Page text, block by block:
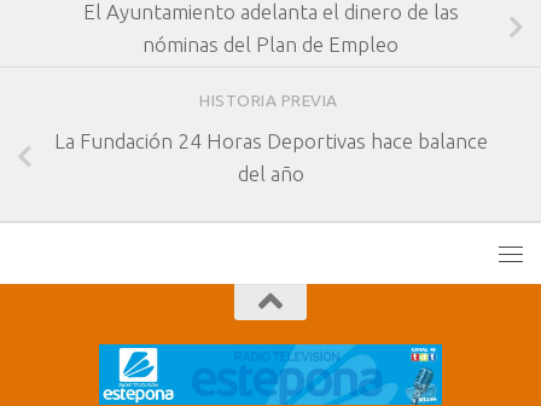
El Ayuntamiento adelanta el dinero de las
nóminas del Plan de Empleo
HISTORIA PREVIA
La Fundación 24 Horas Deportivas hace balance
del año